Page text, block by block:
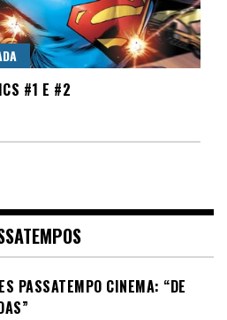
#1 E #2
PASSATEMPO CINEMA: “DE